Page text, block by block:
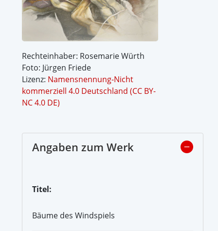
Rechteinhaber: Rosemarie Würth
Foto: Jürgen Friede
Lizenz: Namensnennung-Nicht
kommerziell 4.0 Deutschland (CC BY-
NC 4.0 DE)
Angaben zum Werk
Titel:
Bäume des Windspiels